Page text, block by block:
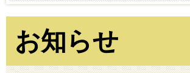
お知らせ